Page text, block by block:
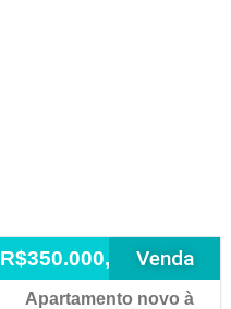
R$350.000,00 Venda
Apartamento novo à